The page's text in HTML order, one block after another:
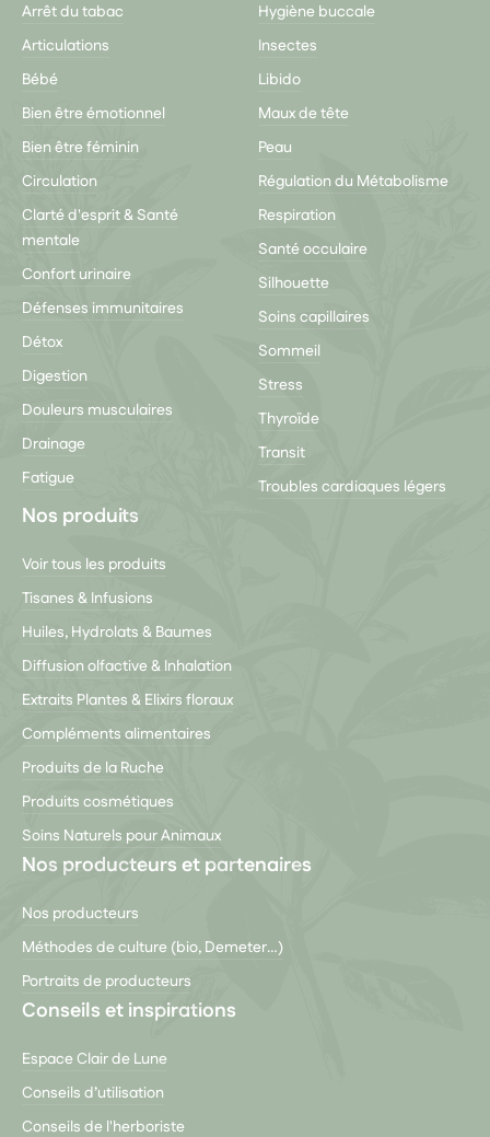
Arrêt du tabac
Articulations
Bébé
Bien être émotionnel
Bien être féminin
Circulation
Clarté d'esprit & Santé
mentale
Confort urinaire
Défenses immunitaires
Détox
Digestion
Douleurs musculaires
Drainage
Fatigue
Hygiène buccale
Insectes
Libido
Maux de tête
Peau
Régulation du Métabolisme
Respiration
Santé occulaire
Silhouette
Soins capillaires
Sommeil
Stress
Thyroïde
Transit
Troubles cardiaques légers
Nos produits
Voir tous les produits
Tisanes & Infusions
Huiles, Hydrolats & Baumes
Diffusion olfactive & Inhalation
Extraits Plantes & Elixirs floraux
Compléments alimentaires
Produits de la Ruche
Produits cosmétiques
Soins Naturels pour Animaux
Nos producteurs et partenaires
Nos producteurs
Méthodes de culture (bio, Demeter…)
Portraits de producteurs
Conseils et inspirations
Espace Clair de Lune
Conseils d’utilisation
Conseils de l'herboriste